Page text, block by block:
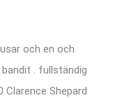
och en och
. fullständig
Shepard